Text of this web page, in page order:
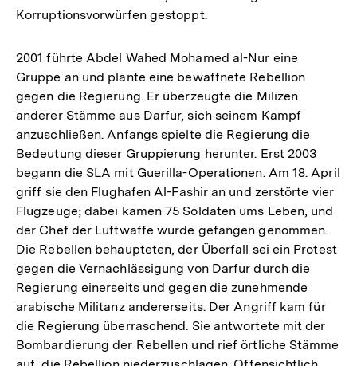
Korruptionsvorwürfen gestoppt.
2001 führte Abdel Wahed Mohamed al-Nur eine
Gruppe an und plante eine bewaffnete Rebellion
gegen die Regierung. Er überzeugte die Milizen
anderer Stämme aus Darfur, sich seinem Kampf
anzuschließen. Anfangs spielte die Regierung die
Bedeutung dieser Gruppierung herunter. Erst 2003
begann die SLA mit Guerilla-Operationen. Am 18. April
griff sie den Flughafen Al-Fashir an und zerstörte vier
Flugzeuge; dabei kamen 75 Soldaten ums Leben, und
der Chef der Luftwaffe wurde gefangen genommen.
Die Rebellen behaupteten, der Überfall sei ein Protest
gegen die Vernachlässigung von Darfur durch die
Regierung einerseits und gegen die zunehmende
arabische Militanz andererseits. Der Angriff kam für
die Regierung überraschend. Sie antwortete mit der
Bombardierung der Rebellen und rief örtliche Stämme